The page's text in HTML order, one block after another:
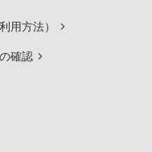
用方法）
確認